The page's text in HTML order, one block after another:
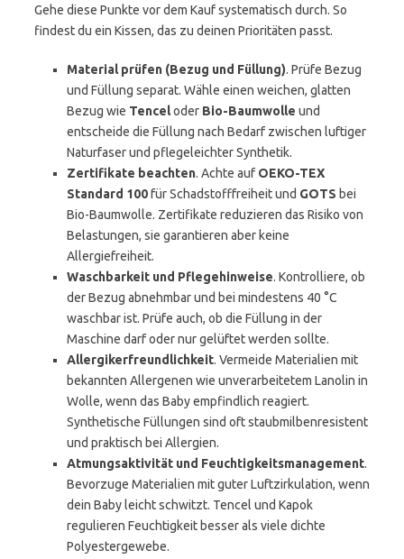
Gehe diese Punkte vor dem Kauf systematisch durch. So
findest du ein Kissen, das zu deinen Prioritäten passt.
Material prüfen (Bezug und Füllung). Prüfe Bezug
und Füllung separat. Wähle einen weichen, glatten
Bezug wie Tenceloder Bio-Baumwolle und
entscheide die Füllung nach Bedarf zwischen luftiger
Naturfaser und pflegeleichter Synthetik.
Zertifikate beachten. Achte auf OEKO-TEX
Standard 100für Schadstofffreiheit und GOTS bei
Bio-Baumwolle. Zertifikate reduzieren das Risiko von
Belastungen, sie garantieren aber keine
Allergiefreiheit.
Waschbarkeit und Pflegehinweise. Kontrolliere, ob
der Bezug abnehmbar und bei mindestens 40 °C
waschbar ist. Prüfe auch, ob die Füllung in der
Maschine darf oder nur gelüftet werden sollte.
Allergikerfreundlichkeit. Vermeide Materialien mit
bekannten Allergenen wie unverarbeitetem Lanolin in
Wolle, wenn das Baby empfindlich reagiert.
Synthetische Füllungen sind oft staubmilbenresistent
und praktisch bei Allergien.
Atmungsaktivität und Feuchtigkeitsmanagement.
Bevorzuge Materialien mit guter Luftzirkulation, wenn
dein Baby leicht schwitzt. Tencel und Kapok
regulieren Feuchtigkeit besser als viele dichte
Polyestergewebe.